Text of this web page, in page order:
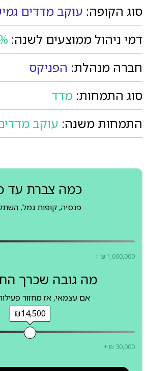
סוג הקופה: עוקב מדדים
דמי ניהול ממוצעים לשנה:
חברה מנהלת: הפניקס
סוג התמחות: מדד
התמחות משנה: עוקב
כמה צברת עד
פנסיה, קופות גמל,
+ ₪ 1,000,000
מה גובה שכרך
אם עצמאי, אז מחזור
₪14,500
+ ₪ 30,000